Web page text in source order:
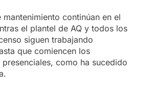
continúan en el
el plantel de AQ y todos los
siguen trabajando
que comiencen los
presenciales, como ha sucedido